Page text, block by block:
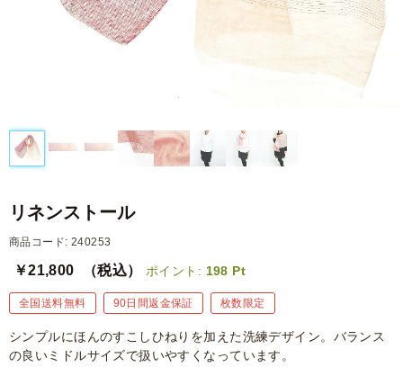
リネンストール
商品コード: 240253
￥21,800 （税込） ポイント: 198 Pt
全国送料無料 90日間返金保証 枚数限定
シンプルにほんのすこしひねりを加えた洗練デザイン。バランス
の良いミドルサイズで扱いやすくなっています。